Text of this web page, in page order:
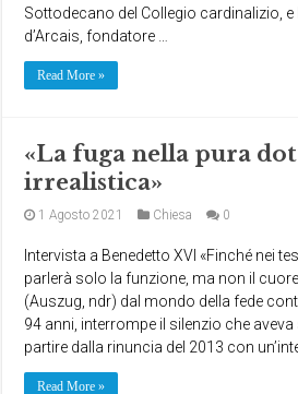
Sottodecano del Collegio cardinalizio,
d’Arcais, fondatore …
Read More »
«La fuga nella pura
irrealistica»
1 Agosto 2021 Chiesa 0
Intervista a Benedetto XVI «Finché nei
parlerà solo la funzione, ma non il
(Auszug, ndr) dal mondo della fede
94 anni, interrompe il silenzio che
partire dalla rinuncia del 2013 con
Read More »